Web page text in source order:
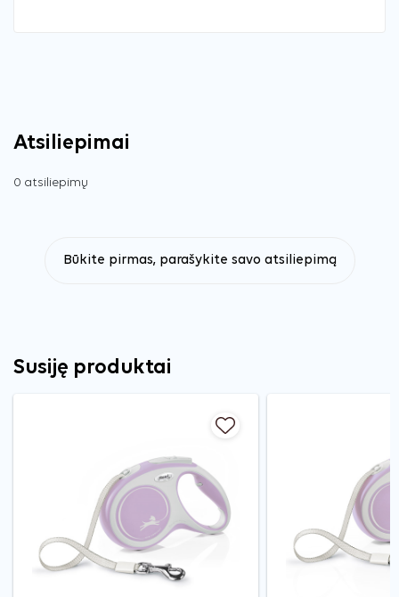
Atsiliepimai
0 atsiliepimų
Būkite pirmas, parašykite savo atsiliepimą
Susiję produktai